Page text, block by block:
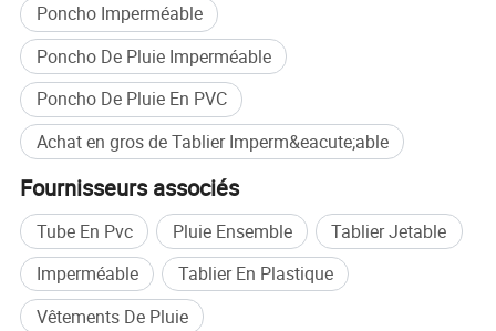
Poncho Imperméable
Poncho De Pluie Imperméable
Poncho De Pluie En PVC
Achat en gros de Tablier Imperm&eacute;able
Fournisseurs associés
Tube En Pvc Pluie Ensemble
Tablier Jetable
Imperméable
Tablier En Plastique
Vêtements De Pluie